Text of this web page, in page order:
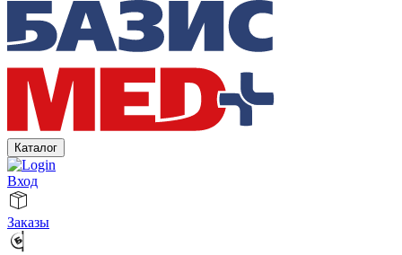
Каталог
Вход
Заказы